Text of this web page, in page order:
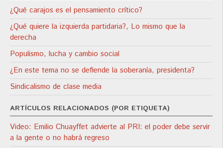
¿Qué carajos es el pensamiento crítico?
¿Qué quiere la izquierda partidaria?, Lo mismo que la
derecha
Populismo, lucha y cambio social
¿En este tema no se defiende la soberanía, presidenta?
Sindicalismo de clase media
ARTÍCULOS RELACIONADOS (POR ETIQUETA)
Video: Emilio Chuayffet advierte al PRI: el poder debe servir
a la gente o no habrá regreso